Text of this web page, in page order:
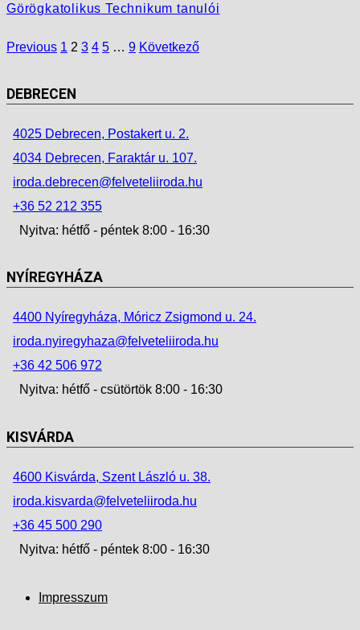
Görögkatolikus Technikum tanulói
Previous 1 2 3 4 5 … 9 Következő
DEBRECEN
4025 Debrecen, Postakert u. 2.
4034 Debrecen, Faraktár u. 107.
iroda.debrecen@felveteliiroda.hu
+36 52 212 355
Nyitva: hétfő - péntek 8:00 - 16:30
NYÍREGYHÁZA
4400 Nyíregyháza, Móricz Zsigmond u. 24.
iroda.nyiregyhaza@felveteliiroda.hu
+36 42 506 972
Nyitva: hétfő - csütörtök 8:00 - 16:30
KISVÁRDA
4600 Kisvárda, Szent László u. 38.
iroda.kisvarda@felveteliiroda.hu
+36 45 500 290
Nyitva: hétfő - péntek 8:00 - 16:30
Impresszum